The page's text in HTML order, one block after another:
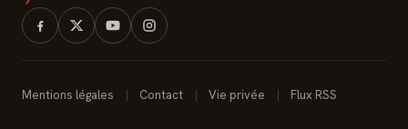
Mentions légales Contact Vie privée Flux RSS